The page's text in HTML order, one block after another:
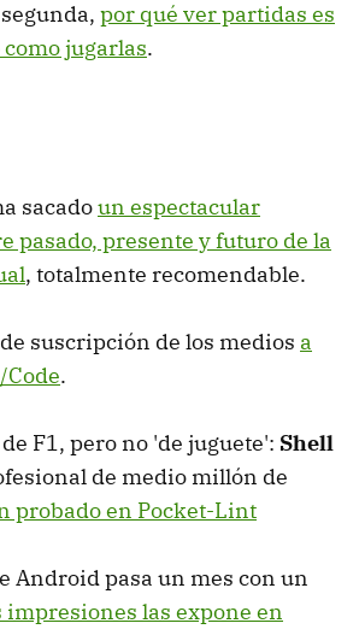
por qué ver partidas es
jugarlas.
sacadoun espectacular
pasado, presente y futuro de la
, totalmente recomendable.
suscripción de los medios a
Code.
F1, pero no 'de juguete': Shell
de medio millón de
probado en Pocket-Lint
Android pasa un mes con un
impresiones las expone en